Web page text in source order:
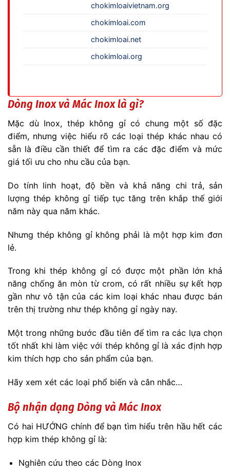
chokimloaivietnam.org
chokimloai.com
chokimloai.net
chokimloai.org
Dòng Inox và Mác Inox là gì?
Mặc dù Inox, thép không gỉ có chung một số đặc
điểm, nhưng việc hiểu rõ các loại thép khác nhau có
sẵn là điều cần thiết để tìm ra các đặc điểm và mức
giá tối ưu cho nhu cầu của bạn.
Do tính linh hoạt, độ bền và khả năng chi trả, sản
lượng thép không gỉ tiếp tục tăng trên khắp thế giới
năm này qua năm khác.
Nhưng thép không gỉ không phải là một hợp kim đơn
lẻ.
Trong khi thép không gỉ có được một phần lớn khả
năng chống ăn mòn từ crom, có rất nhiều sự kết hợp
gần như vô tận của các kim loại khác nhau được bán
trên thị trường như thép không gỉ ngày nay.
Một trong những bước đầu tiên để tìm ra các lựa chọn
tốt nhất khi làm việc với thép không gỉ là xác định hợp
kim thích hợp cho sản phẩm của bạn.
Hãy xem xét các loại phổ biến và cân nhắc…
Bộ nhận dạng Dòng và Mác Inox
Có hai HƯỚNG chính để bạn tìm hiểu trên hầu hết các
hợp kim thép không gỉ là:
Nghiên cứu theo các Dòng Inox